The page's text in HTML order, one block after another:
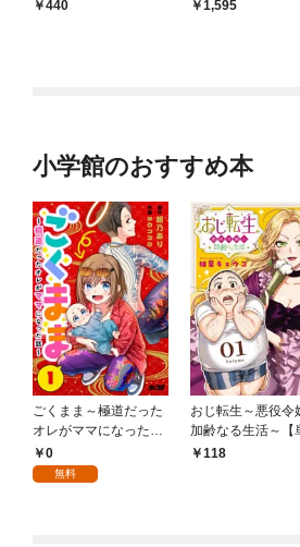
440
1,595
小学館のおすすめ本
ごくまま～極道だった
オレがママになった話
～【単話】（１）
0
無料
おじ転生～悪役令
加齢なる生活～【
話】（１）
118